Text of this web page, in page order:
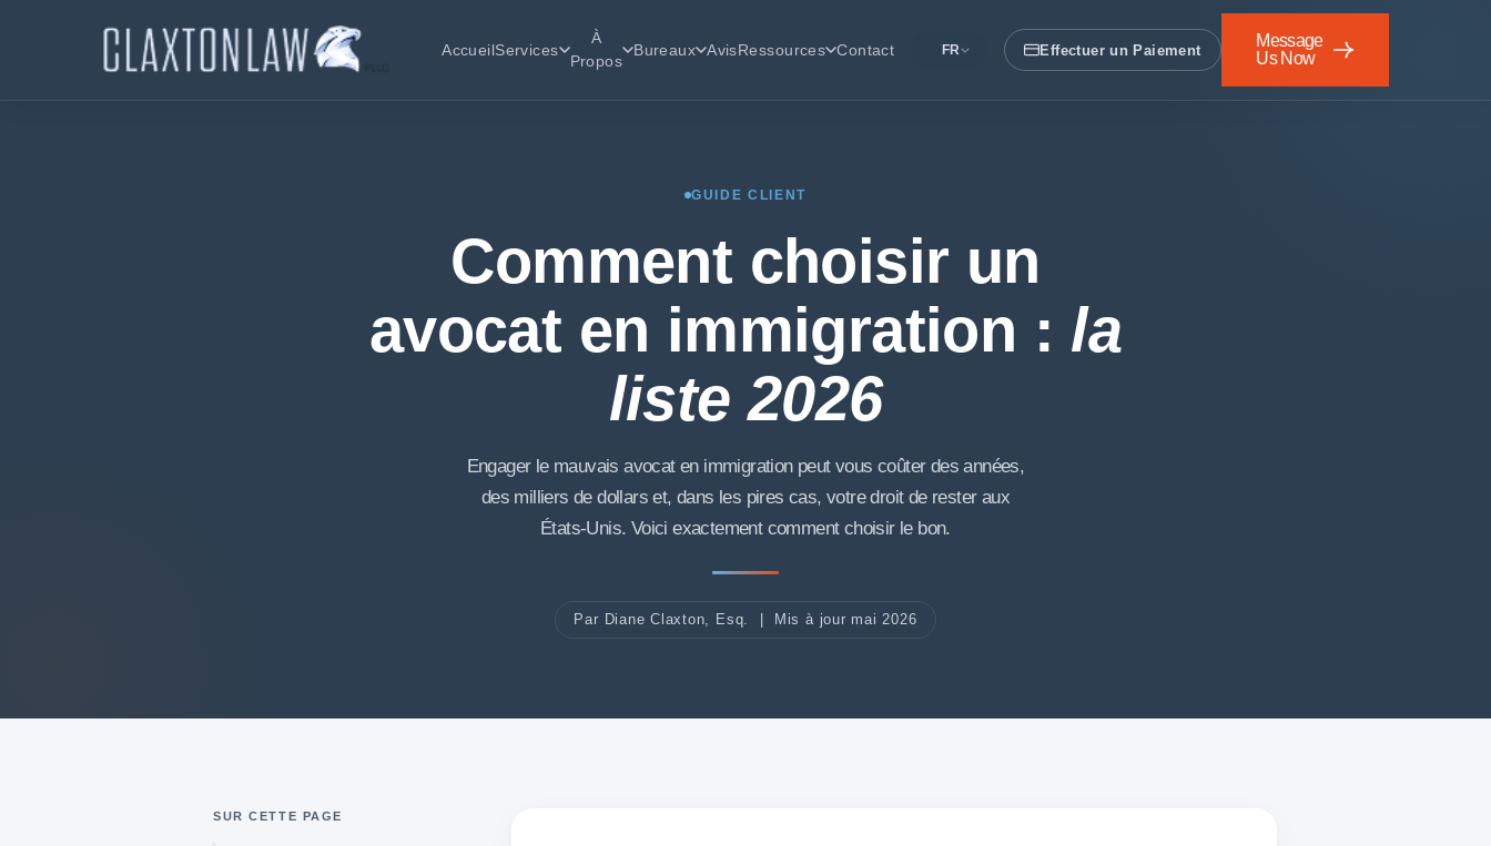
AccueilServices
À
Propos
Bureaux AvisRessources Contact FR Effectuer un Paiement
Message
Us Now
GUIDE CLIENT
Comment choisir un
avocat en immigration : la
liste 2026
Engager le mauvais avocat en immigration peut vous coûter des années,
des milliers de dollars et, dans les pires cas, votre droit de rester aux
États-Unis. Voici exactement comment choisir le bon.
Par Diane Claxton, Esq. | Mis à jour mai 2026
SUR CETTE PAGE